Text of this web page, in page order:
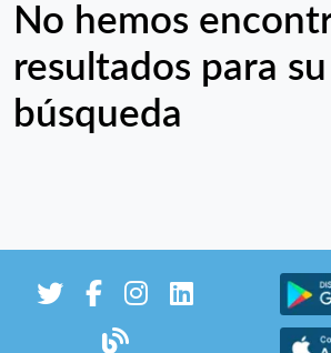
No hemos
resultados para su
búsqueda